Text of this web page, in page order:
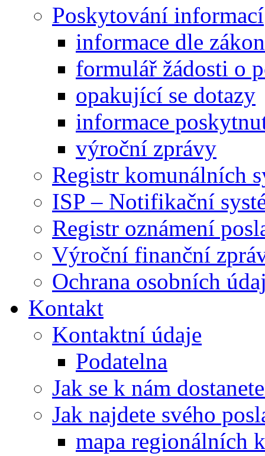
Poskytování informací
informace dle
formulář žádosti o
opakující se dotazy
informace
výroční zprávy
Registr komunálních
ISP – Notifikační
Registr oznámení
Výroční finanční
Ochrana osobních
Kontakt
Kontaktní údaje
Podatelna
Jak se k nám
Jak najdete svého
mapa regionálních